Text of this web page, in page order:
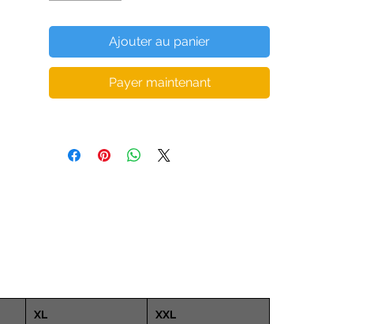
polyuréthane et tissu 100% polyester anti-
• Encolure dégagée et dos nageur
• Coutures plates et biais qui éliminent les
• Idéal pour les bonnets A - C
Ajouter au panier
Payer maintenant
XL XXL